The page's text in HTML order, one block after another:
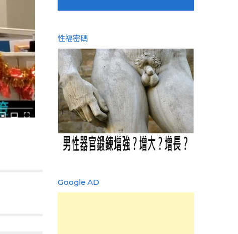
性福密碼
Google AD